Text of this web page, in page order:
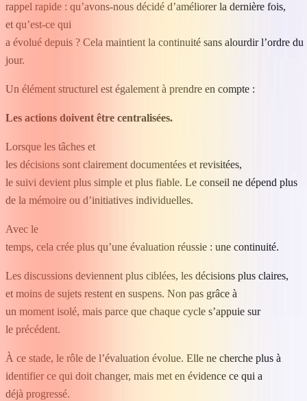
rappel rapide : qu’avons-nous décidé d’améliorer la dernière fois,
et qu’est-ce qui
a évolué depuis ? Cela maintient la continuité sans alourdir l’ordre du
jour.
Un élément structurel est également à prendre en compte :
Les actions doivent être centralisées.
Lorsque les tâches et
les décisions sont clairement documentées et revisitées,
le suivi devient plus simple et plus fiable. Le conseil ne dépend plus
de la mémoire ou d’initiatives individuelles.
Avec le
temps, cela crée plus qu’une évaluation réussie : une continuité.
Les discussions deviennent plus ciblées, les décisions plus claires,
et moins de sujets restent en suspens. Non pas grâce à
un moment isolé, mais parce que chaque cycle s’appuie sur
le précédent.
À ce stade, le rôle de l’évaluation évolue. Elle ne cherche plus à
identifier ce qui doit changer, mais met en évidence ce qui a
déjà progressé.